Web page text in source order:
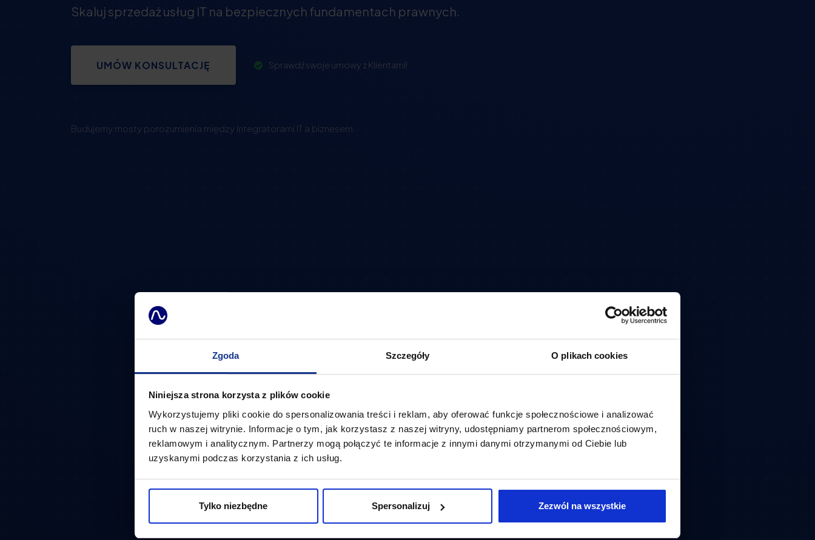
Zgoda Szczegóły O plikach cookies
Niniejsza strona korzysta z plików cookie
Wykorzystujemy pliki cookie do spersonalizowania treści i reklam, aby oferować funkcje społecznościowe i analizować
ruch w naszej witrynie. Informacje o tym, jak korzystasz z naszej witryny, udostępniamy partnerom społecznościowym,
reklamowym i analitycznym. Partnerzy mogą połączyć te informacje z innymi danymi otrzymanymi od Ciebie lub
uzyskanymi podczas korzystania z ich usług.
Tylko niezbędne Spersonalizuj Zezwól na wszystkie
Skaluj sprzedaż usług IT na bezpiecznych fundamentach prawnych.
UMÓW KONSULTACJĘ Sprawdź swoje umowy z Klientami!
Budujemy mosty porozumienia między Integratorami IT a biznesem.